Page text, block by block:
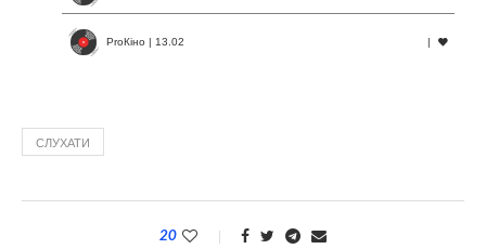
ProКіно | 13.02 |
СЛУХАТИ
20